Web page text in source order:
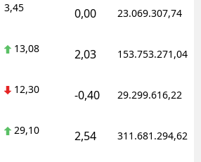
3,45 0,00 23.069.307,74
13,08 2,03 153.753.271,04
12,30 -0,40 29.299.616,22
29,10 2,54 311.681.294,62